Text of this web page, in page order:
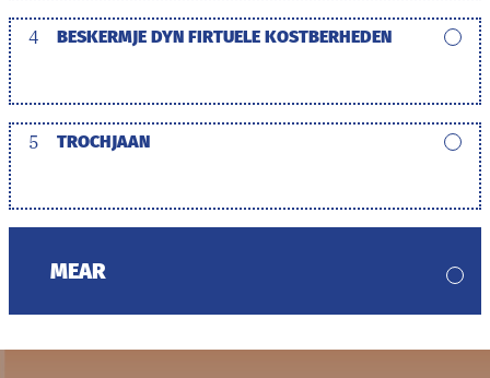
4 BESKERMJE DYN FIRTUELE KOSTBERHEDEN
5 TROCHJAAN
MEAR